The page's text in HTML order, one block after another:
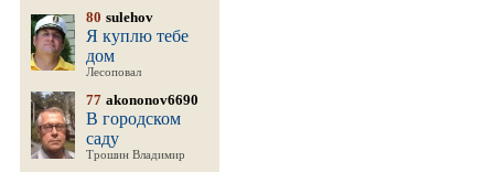
80 sulehov
Я куплю тебе
дом
Лесоповал
77 akononov6690
В городском
саду
Трошин Владимир